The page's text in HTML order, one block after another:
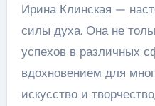
Ирина Клинская —
силы духа. Она не
успехов в различных
вдохновением для
искусство и